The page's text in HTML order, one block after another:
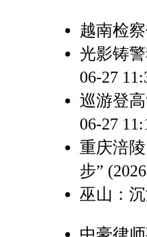
越南检
光影铸
06-27
巡游登
06-27
重庆涪
步”
巫山：